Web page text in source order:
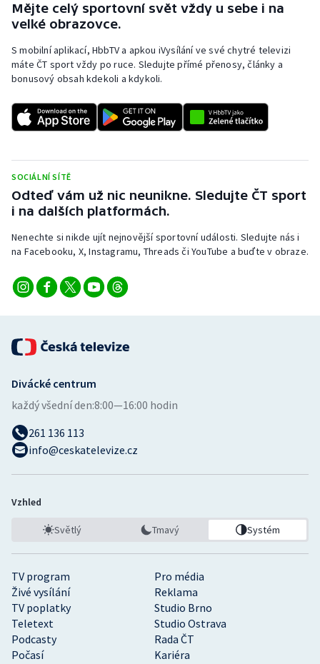
Triatlon
Veslování
Volejbal
Ostatní
Mějte celý sportovní svět vždy u sebe i na
velké obrazovce.
S mobilní aplikací, HbbTV a apkou iVysílání ve své chytré televizi
máte ČT sport vždy po ruce. Sledujte přímé přenosy, články a
bonusový obsah kdekoli a kdykoli.
SOCIÁLNÍ SÍTĚ
Odteď vám už nic neunikne. Sledujte ČT sport
i na dalších platformách.
Nenechte si nikde ujít nejnovější sportovní události. Sledujte nás i
na Facebooku, X, Instagramu, Threads či YouTube a buďte v obraze.
TV program
Pro média
Živé vysílání
Reklama
TV poplatky
Studio Brno
Teletext
Studio Ostrava
Podcasty
Rada ČT
Počasí
Kariéra
Divácké centrum
každý všední den:8:00—16:00 hodin
261 136 113
info@ceskatelevize.cz
Vzhled
Světlý Tmavý Systém